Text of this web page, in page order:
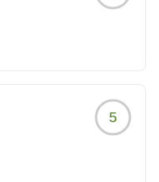
後も利用できるようでし
。
ていただき、リラック
5